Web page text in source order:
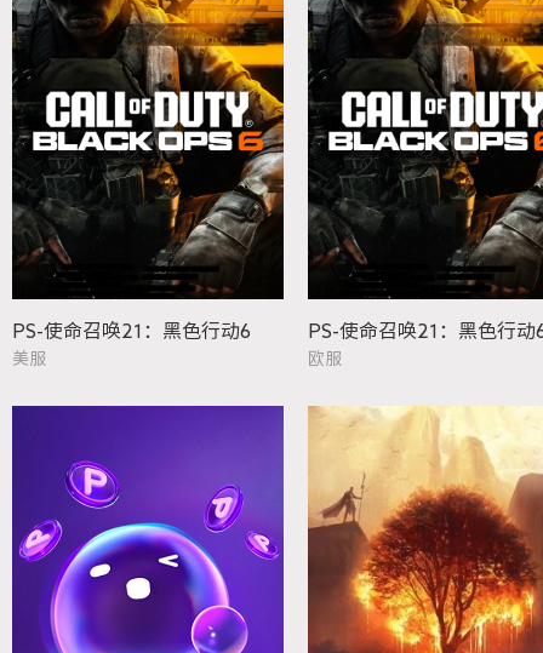
PS-使命召唤21：黑色行动6
美服
PS-使命召唤21：黑色行动
欧服